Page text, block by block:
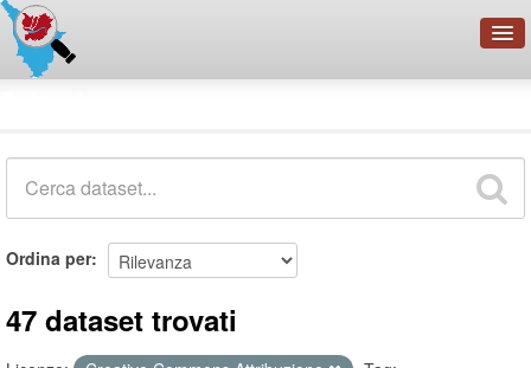
Organizzazioni
Ordina per
47 dataset trovati